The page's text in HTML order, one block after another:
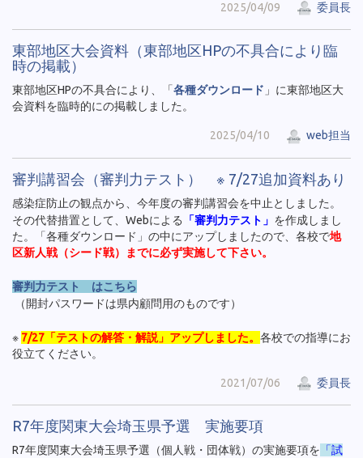
2025/04/09 委員長
東部地区大会資料（東部地区HPの不具合により臨
時の掲載）
東部地区HPの不具合により、「各種ダウンロード 」に東部地区大
会資料を臨時的にの掲載しました。
2025/04/10 web担当
審判講習会（審判力テスト） ※ 7/27追加資料あり
感染症防止の観点から、今年度の審判講習会を中止としました。
その代替措置として、Webによる
「審判力テスト」 を作成しまし
た。「各種ダウンロード」の中にアップしましたので、各校で地
区新人戦（シード戦）までに必ず実施して下さい。
審判力テスト はこちら
（開封パスワードは県内顧問用のものです）
※ 7/27「テストの解答・解説」アップしました。 各校での指導にお
役立てください。
2021/07/06 委員長
R7年度関東大会埼玉県予選 実施要項
R7年度関東大会埼玉県予選（個人戦・団体戦）の実施要項を 「試